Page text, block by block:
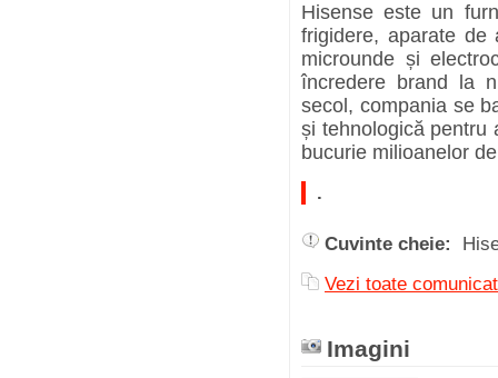
Hisense este un
frigidere, aparate de
microunde și
încredere brand la
secol, compania se
și tehnologică pentru
bucurie milioanelor
.
Cuvinte cheie:
Vezi toate
Imagini